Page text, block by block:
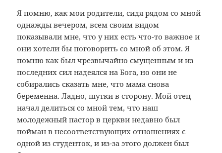
Я помню, как мои родители, сидя рядом со мной
однажды вечером, всем своим видом
показывали мне, что у них есть что-то важное и
они хотели бы поговорить со мной об этом. Я
помню как был чрезвычайно смущенным и из
последних сил надеялся на Бога, но они не
собирались сказать мне, что мама снова
беременна. Ладно, шутки в сторону. Мой отец
начал делиться со мной тем, что наш
молодежный пастор в церкви недавно был
пойман в несоответствующих отношениях с
одной из студенток, и из-за этого должен был